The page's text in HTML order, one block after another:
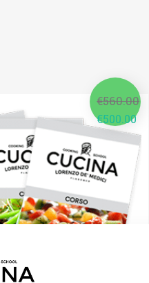
€560.00
€500.00